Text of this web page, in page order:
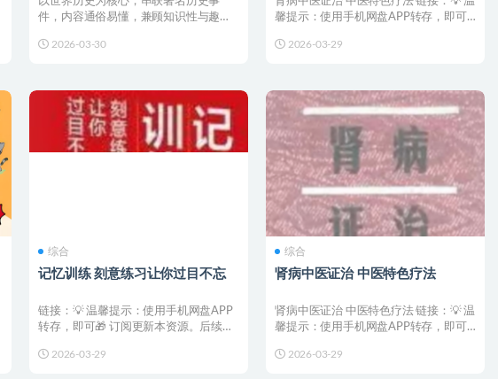
件，内容通俗易懂，兼顾知识性与趣味
2026-03-30
馨提示：使用手机网盘APP转存，即可
2026-03-29
综合
记忆训练 刻意练习让你过目不忘
链接：💡 温馨提示：使用手机网盘APP
转存，即可🎁 订阅更新本资源。后续更
2026-03-29
综合
肾病中医证治 中医特色疗法
肾病中医证治 中医特色疗法 链接：💡 温
馨提示：使用手机网盘APP转存，即可
2026-03-29